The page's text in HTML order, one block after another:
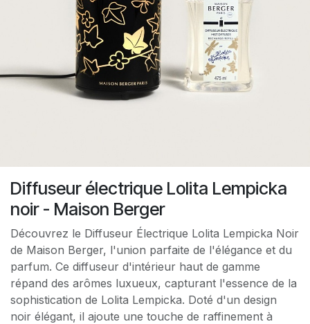
Diffuseur électrique Lolita Lempicka
noir - Maison Berger
Découvrez le Diffuseur Électrique Lolita Lempicka Noir
de Maison Berger, l'union parfaite de l'élégance et du
parfum. Ce diffuseur d'intérieur haut de gamme
répand des arômes luxueux, capturant l'essence de la
sophistication de Lolita Lempicka. Doté d'un design
noir élégant, il ajoute une touche de raffinement à